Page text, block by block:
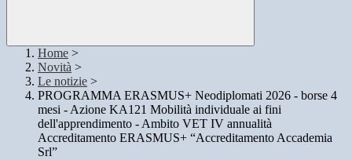
Home >
Novità >
Le notizie >
PROGRAMMA ERASMUS+ Neodiplomati 2026 - borse 4
mesi - Azione KA121 Mobilità individuale ai fini
dell'apprendimento - Ambito VET IV annualità
Accreditamento ERASMUS+ “Accreditamento Accademia
Srl”